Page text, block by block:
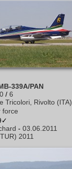
339A/PAN
/ 6
Tricolori, Rivolto (ITA)
force
- 03.06.2011
2011